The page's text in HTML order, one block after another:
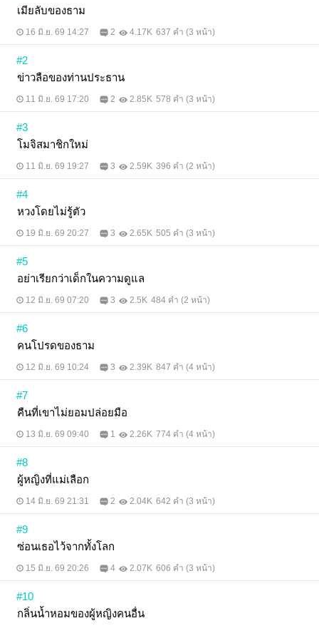
เมียลับของธาม
16 มิ.ย. 69 14:27 2 4.17K 637 คำ (3 หน้า)
#2
ข่าวลือของท่านประธาน
11 มิ.ย. 69 17:20 2 2.85K 578 คำ (3 หน้า)
#3
โมจิสมาชิกใหม่
11 มิ.ย. 69 19:27 3 2.59K 396 คำ (2 หน้า)
#4
หวงโดยไม่รู้ตัว
19 มิ.ย. 69 20:27 3 2.65K 505 คำ (3 หน้า)
#5
อย่าเรียกว่าเด็กในความดูแล
12 มิ.ย. 69 07:20 3 2.5K 484 คำ (2 หน้า)
#6
คนโปรดของธาม
12 มิ.ย. 69 10:24 3 2.39K 847 คำ (4 หน้า)
#7
คืนที่เขาไม่ยอมปล่อยมือ
13 มิ.ย. 69 09:40 1 2.26K 774 คำ (4 หน้า)
#8
ผู้หญิงที่แม่เลือก
14 มิ.ย. 69 21:31 2 2.04K 642 คำ (3 หน้า)
#9
ซ่อนเธอไว้จากทั้งโลก
15 มิ.ย. 69 20:26 4 2.07K 606 คำ (3 หน้า)
#10
กลิ่นน้ำหอมของผู้หญิงคนอื่น